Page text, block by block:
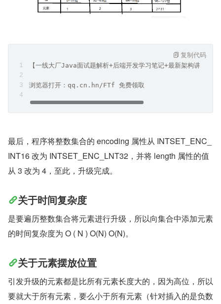
【一线大厂Java面试题解析+后端开发学习笔记+最新架构讲解视
浏览器打开：qq.cn.hn/FTf 免费领取
复制代码
最后，程序将整数集合的 encoding 属性从 INTSET_ENC_
INT16 改为 INTSET_ENC_LNT32，并将 length 属性的值
从 3 改为 4，至此，升级完成。
关于时间复杂度
是要遍历整数集合将元素进行升级，所以向集合中添加元素
的时间复杂度为 O ( N ) O(N) O(N)。
关于元素摆放位置
引发升级的元素都是比所有元素长度大的，因为高位，所以
要就大于所有元素，要么小于所有元素（针对插入的是负数